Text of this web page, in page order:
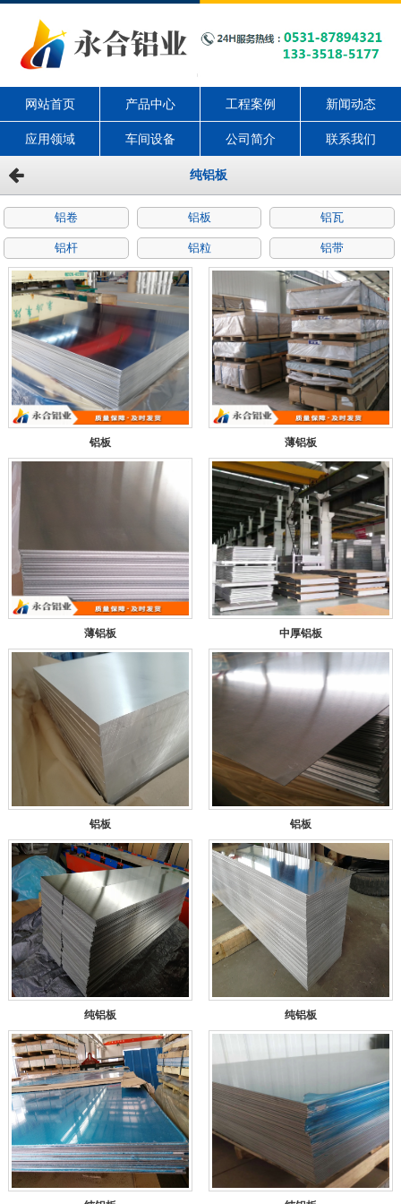
网站首页 产品中心 工程案例 新闻动态
应用领域 车间设备 公司简介 联系我们
纯铝板
铝卷 铝板 铝瓦
铝杆 铝粒 铝带
铝板 薄铝板
薄铝板 中厚铝板
铝板 铝板
纯铝板 纯铝板